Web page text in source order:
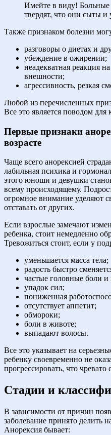
Имейте в виду! Больные
твердят, что они сыты и
Также признаком болезни
разговоры о диетах и
убеждение в ожирении;
неадекватная реакция
внешности;
агрессивность, резкая
Любой из перечисленных
Все это является поводом для
Первые признаки
возрасте
Чаще всего анорексией
лабильная психика и
этого юноши и девушки
всему происходящему.
огромное внимание уделяют
отставать от других.
Если взрослые замечают
ребенка, стоит немедленно
Тревожиться стоит, если у
уменьшается масса тела;
радость быстро
частые головные боли и
упадок сил;
пониженная
отсутствует аппетит;
обмороки;
боли в животе;
выпадают волосы.
Все это указывает на
ребенку своевременно не
прогрессировать, что
Стадии и
В зависимости от причин
заболевание принято делить
Анорексия бывает: